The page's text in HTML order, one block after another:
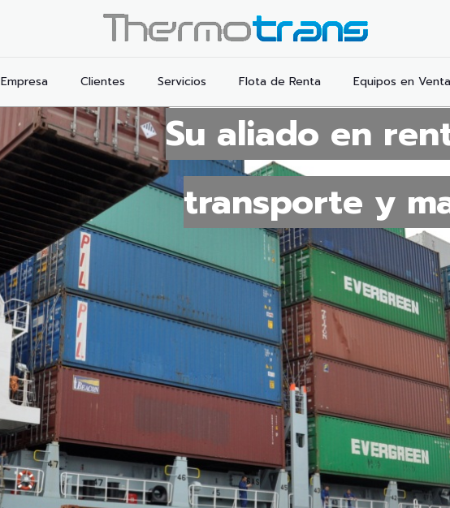
Empresa Clientes Servicios Flota de Renta Equipos en Venta
Su aliado en
transporte y